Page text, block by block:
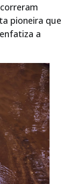
pioneira que
a